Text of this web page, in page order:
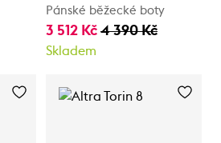
Pánské běžecké boty
3 512 Kč 4 390 Kč
Skladem